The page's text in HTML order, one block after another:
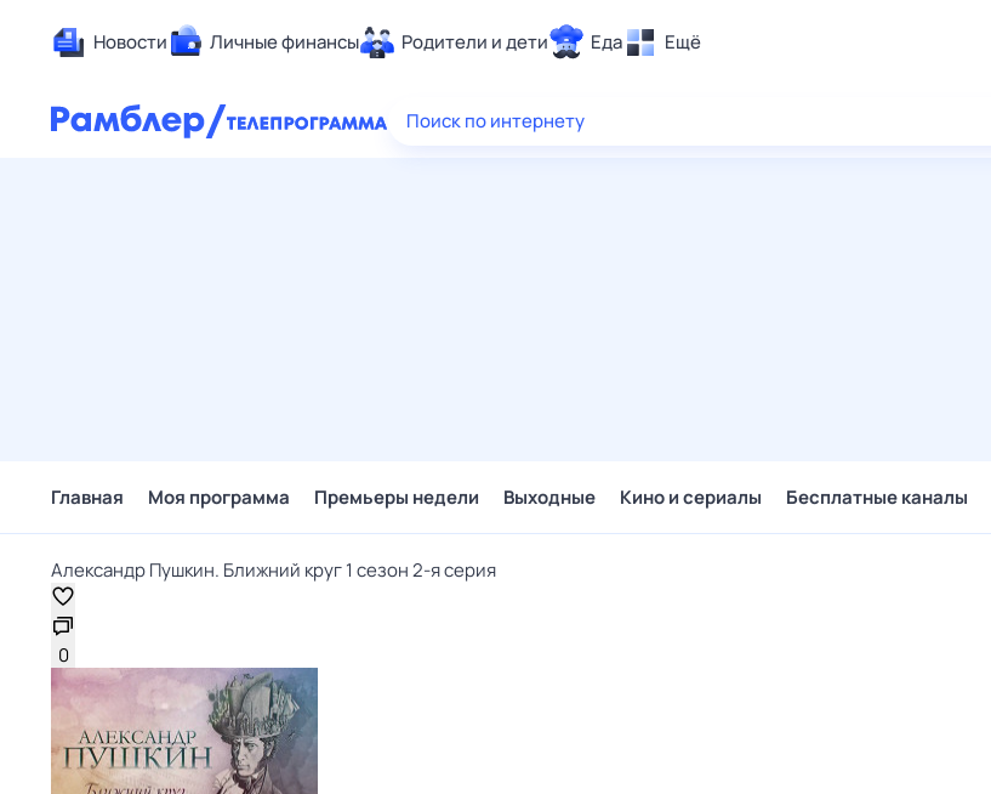
Новости Личные финансы Родители и дети Еда Ещё
Здоровье
Поиск по интернету
Главная Моя программа Премьеры недели Выходные Кино и сериалы Бесплатные каналы
Александр Пушкин. Ближний круг 1 сезон 2-я серия
0